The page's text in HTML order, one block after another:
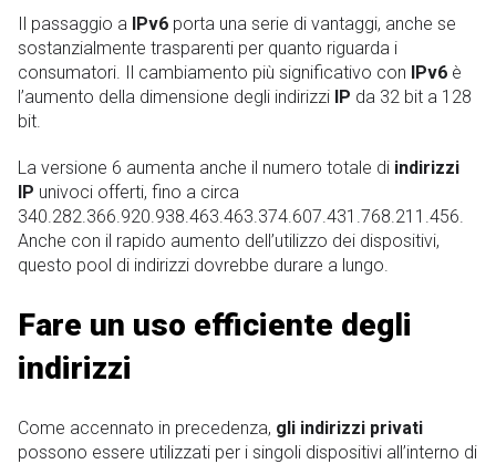
Il passaggio a IPv6 porta una serie di vantaggi, anche se
sostanzialmente trasparenti per quanto riguarda i
consumatori. Il cambiamento più significativo con IPv6 è
l’aumento della dimensione degli indirizzi IP da 32 bit a 128
bit.
La versione 6 aumenta anche il numero totale di indirizzi
IP univoci offerti, fino a circa
340.282.366.920.938.463.463.374.607.431.768.211.456.
Anche con il rapido aumento dell’utilizzo dei dispositivi,
questo pool di indirizzi dovrebbe durare a lungo.
Fare un uso efficiente degli
indirizzi
Come accennato in precedenza, gli indirizzi privati
possono essere utilizzati per i singoli dispositivi all’interno di